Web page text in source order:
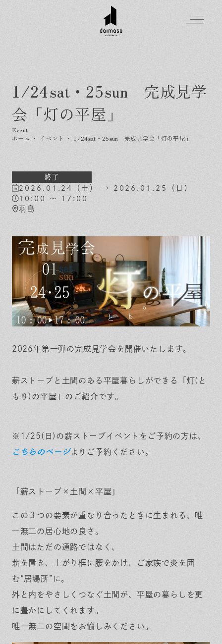
1/24sat・25sun 完成見学
会「灯の平屋」
ホーム ・ イベント ・ 1/24sat・25sun 完成見学会「灯の平屋」
終了
2026.01.24（土） → 2026.01.25（日）
10:00 ～ 17:00
羽島
2026年第一弾の完成見学会を開催いたします。
薪ストーブと土間のある平屋暮らしができる「灯(と
もり)の平屋」のご紹介です。
※1/25(日)の薪ストーブイベントをご予約の方は、
こちらのページよりご予約ください。
「薪ストーブ×土間×平屋」
この３つの要素が重なり合ったときに生まれる、唯
一無二の居心地の良さ。
土間はただの通路ではなく、
薪を置き、上がり框に腰をかけ、ご家族で炎を囲
む“居場所”に。
外と内をやさしくつなぐ土間が、平屋の暮らしを更
に豊かにしてくれます。
唯一無二の空間をお愉しみください。
Greeting
はじめましての方へ
Made in DAIMASA
私たちの想い
素材のこだわり
住まいの特性
家づくりの流れ
ヒノキプロジェクト
For customer
スタイル集
イベントを探す
気軽に相談会
お客様の声
木材辞典
お知らせ
イベント
Company
スタッフ紹介
Contact
資料請求
In
ra
m
Fa
ok
LI
Event Contact